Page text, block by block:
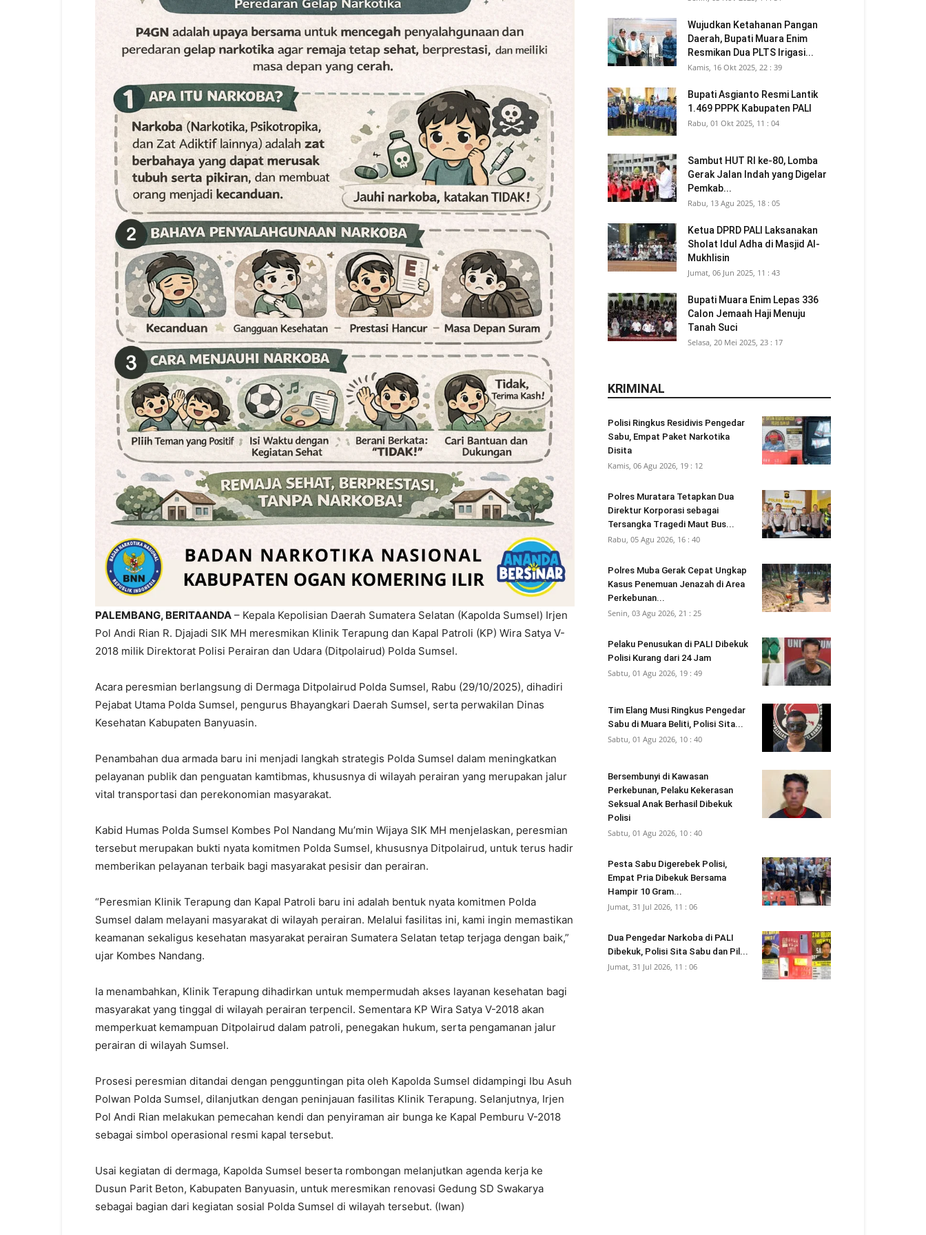
PALEMBANG, BERITAANDA – Kepala Kepolisian Daerah Sumatera Selatan (Kapolda Sumsel) Irjen
Pol Andi Rian R. Djajadi SIK MH meresmikan Klinik Terapung dan Kapal Patroli (KP) Wira Satya V-
2018 milik Direktorat Polisi Perairan dan Udara (Ditpolairud) Polda Sumsel.
Acara peresmian berlangsung di Dermaga Ditpolairud Polda Sumsel, Rabu (29/10/2025), dihadiri
Pejabat Utama Polda Sumsel, pengurus Bhayangkari Daerah Sumsel, serta perwakilan Dinas
Kesehatan Kabupaten Banyuasin.
Penambahan dua armada baru ini menjadi langkah strategis Polda Sumsel dalam meningkatkan
pelayanan publik dan penguatan kamtibmas, khususnya di wilayah perairan yang merupakan jalur
vital transportasi dan perekonomian masyarakat.
Kabid Humas Polda Sumsel Kombes Pol Nandang Mu’min Wijaya SIK MH menjelaskan, peresmian
tersebut merupakan bukti nyata komitmen Polda Sumsel, khususnya Ditpolairud, untuk terus hadir
memberikan pelayanan terbaik bagi masyarakat pesisir dan perairan.
“Peresmian Klinik Terapung dan Kapal Patroli baru ini adalah bentuk nyata komitmen Polda
Sumsel dalam melayani masyarakat di wilayah perairan. Melalui fasilitas ini, kami ingin memastikan
keamanan sekaligus kesehatan masyarakat perairan Sumatera Selatan tetap terjaga dengan baik,”
ujar Kombes Nandang.
Ia menambahkan, Klinik Terapung dihadirkan untuk mempermudah akses layanan kesehatan bagi
masyarakat yang tinggal di wilayah perairan terpencil. Sementara KP Wira Satya V-2018 akan
memperkuat kemampuan Ditpolairud dalam patroli, penegakan hukum, serta pengamanan jalur
perairan di wilayah Sumsel.
Prosesi peresmian ditandai dengan pengguntingan pita oleh Kapolda Sumsel didampingi Ibu Asuh
Polwan Polda Sumsel, dilanjutkan dengan peninjauan fasilitas Klinik Terapung. Selanjutnya, Irjen
Pol Andi Rian melakukan pemecahan kendi dan penyiraman air bunga ke Kapal Pemburu V-2018
sebagai simbol operasional resmi kapal tersebut.
Usai kegiatan di dermaga, Kapolda Sumsel beserta rombongan melanjutkan agenda kerja ke
Dusun Parit Beton, Kabupaten Banyuasin, untuk meresmikan renovasi Gedung SD Swakarya
sebagai bagian dari kegiatan sosial Polda Sumsel di wilayah tersebut. (Iwan)
Wujudkan Ketahanan Pangan
Daerah, Bupati Muara Enim
Resmikan Dua PLTS Irigasi...
Kamis, 16 Okt 2025, 22 : 39
Bupati Asgianto Resmi Lantik
1.469 PPPK Kabupaten PALI
Rabu, 01 Okt 2025, 11 : 04
Sambut HUT RI ke-80, Lomba
Gerak Jalan Indah yang Digelar
Pemkab...
Rabu, 13 Agu 2025, 18 : 05
Ketua DPRD PALI Laksanakan
Sholat Idul Adha di Masjid Al-
Mukhlisin
Jumat, 06 Jun 2025, 11 : 43
Bupati Muara Enim Lepas 336
Calon Jemaah Haji Menuju
Tanah Suci
Selasa, 20 Mei 2025, 23 : 17
KRIMINAL
Polisi Ringkus Residivis Pengedar
Sabu, Empat Paket Narkotika
Disita
Kamis, 06 Agu 2026, 19 : 12
Polres Muratara Tetapkan Dua
Direktur Korporasi sebagai
Tersangka Tragedi Maut Bus...
Rabu, 05 Agu 2026, 16 : 40
Polres Muba Gerak Cepat Ungkap
Kasus Penemuan Jenazah di Area
Perkebunan...
Senin, 03 Agu 2026, 21 : 25
Pelaku Penusukan di PALI Dibekuk
Polisi Kurang dari 24 Jam
Sabtu, 01 Agu 2026, 19 : 49
Tim Elang Musi Ringkus Pengedar
Sabu di Muara Beliti, Polisi Sita...
Sabtu, 01 Agu 2026, 10 : 40
Bersembunyi di Kawasan
Perkebunan, Pelaku Kekerasan
Seksual Anak Berhasil Dibekuk
Polisi
Sabtu, 01 Agu 2026, 10 : 40
Pesta Sabu Digerebek Polisi,
Empat Pria Dibekuk Bersama
Hampir 10 Gram...
Jumat, 31 Jul 2026, 11 : 06
Dua Pengedar Narkoba di PALI
Dibekuk, Polisi Sita Sabu dan Pil...
Jumat, 31 Jul 2026, 11 : 06